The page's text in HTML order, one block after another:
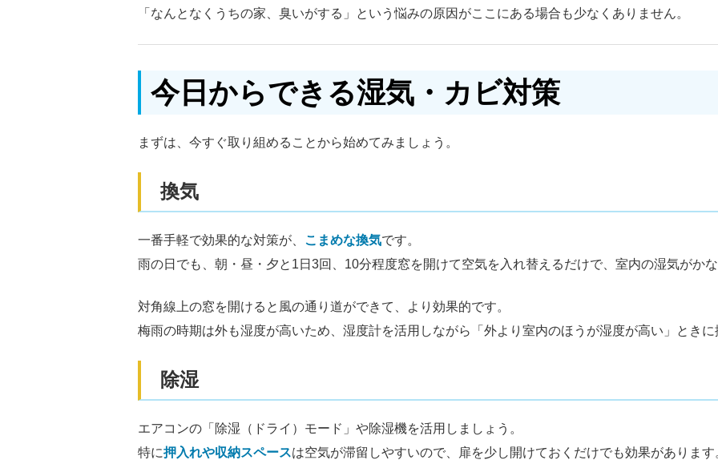
「なんとなくうちの家、臭いがする」という悩みの原因がここにある場合も少なくありません。
今日からできる湿気・カビ対策
まずは、今すぐ取り組めることから始めてみましょう。
換気
一番手軽で効果的な対策が、 こまめな換気です。
雨の日でも、朝・昼・夕と1日3回、10分程度窓を開けて空気を入れ替えるだけで、室内の湿気がかな
対角線上の窓を開けると風の通り道ができて、より効果的です。
梅雨の時期は外も湿度が高いため、湿度計を活用しながら「外より室内のほうが湿度が高い」ときに
除湿
エアコンの「除湿（ドライ）モード」や除湿機を活用しましょう。
特に押入れや収納スペースは空気が滞留しやすいので、扉を少し開けておくだけでも効果があります